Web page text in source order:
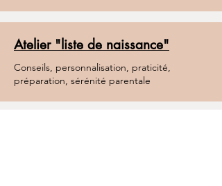
Atelier "liste de naissance"
Conseils, personnalisation, praticité,
préparation, sérénité parentale